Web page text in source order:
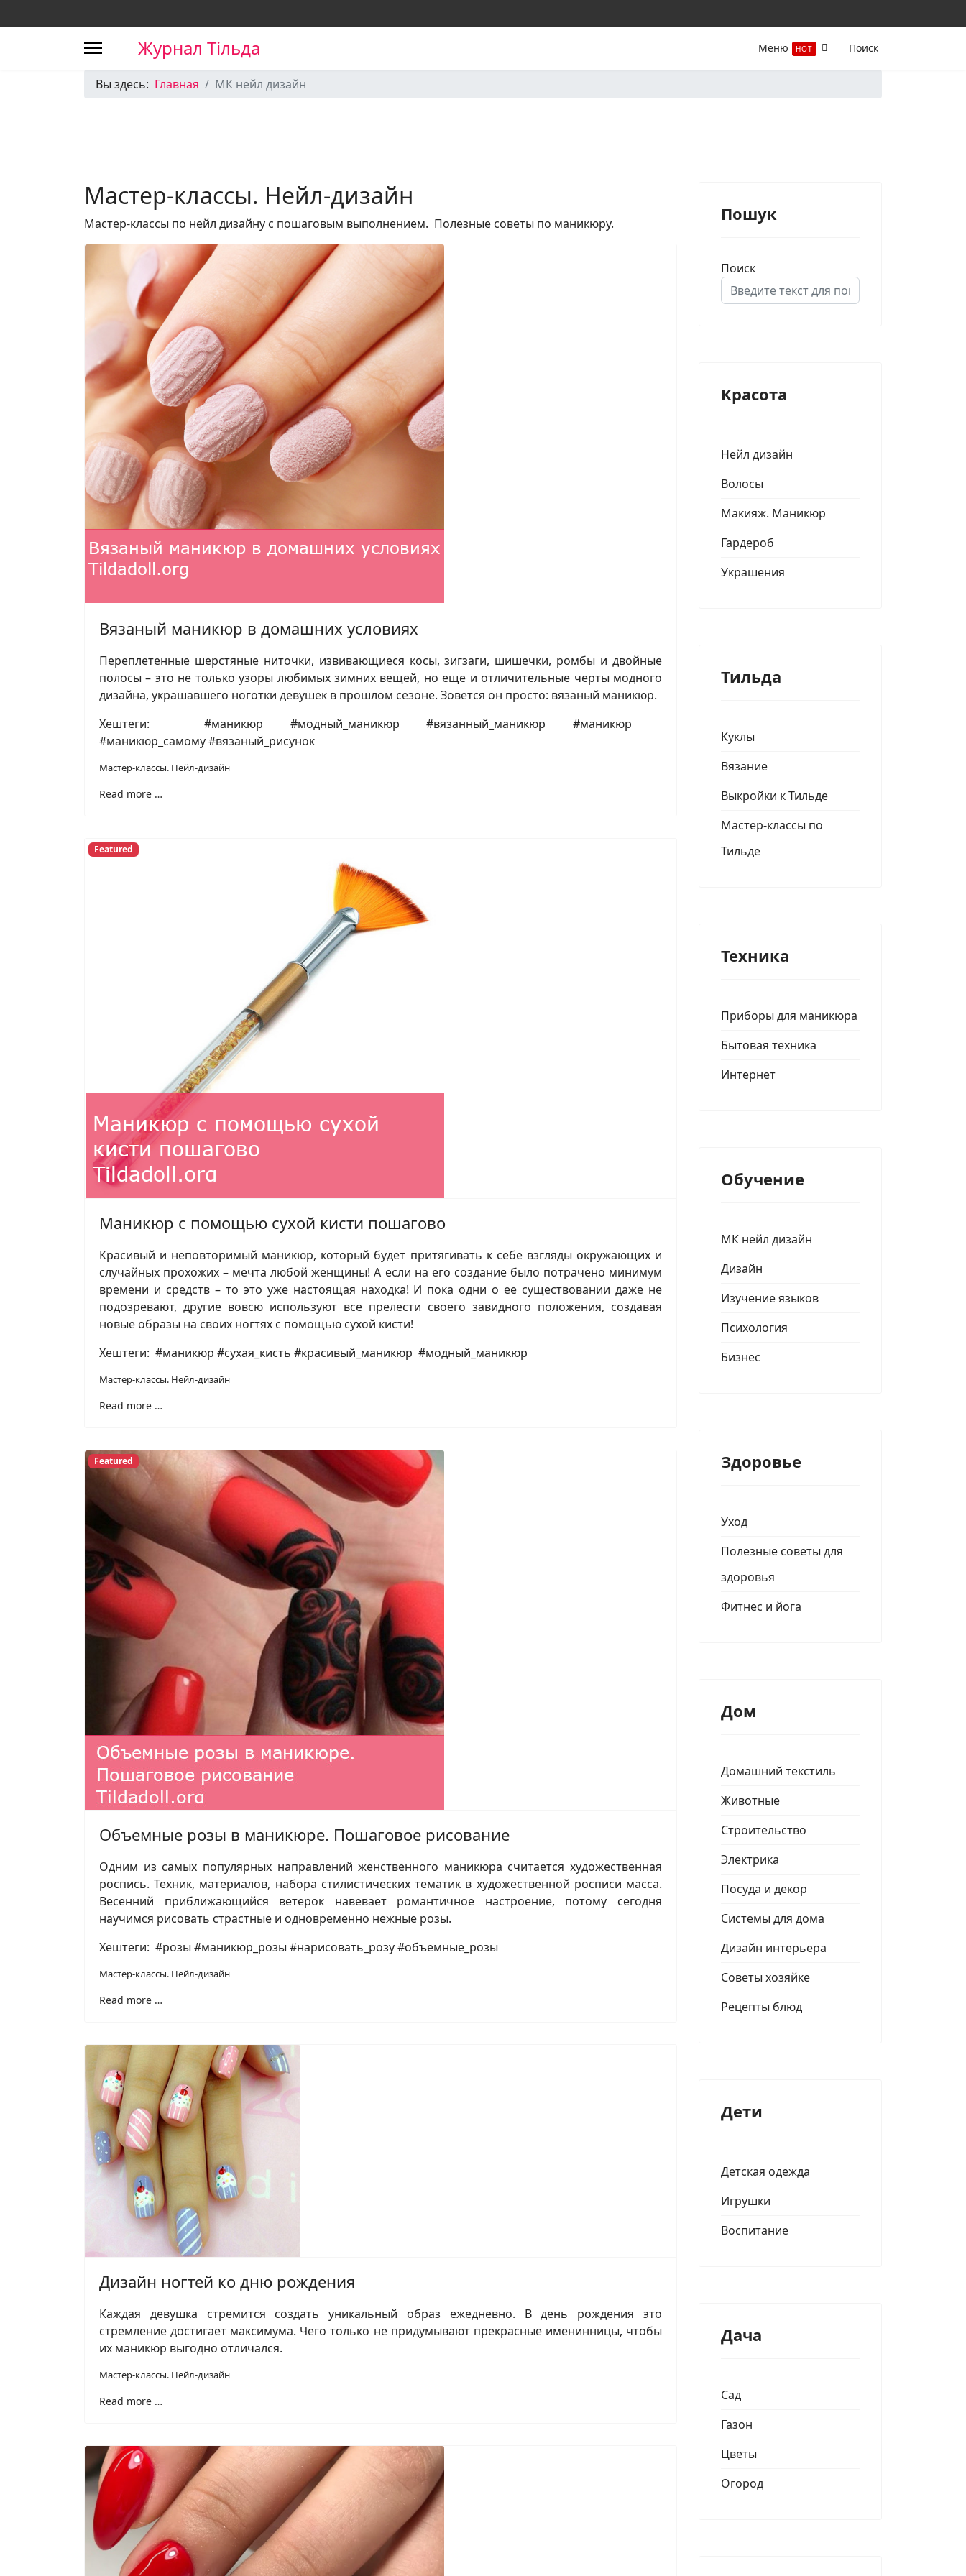
Журнал Тільда Меню HOT Поиск
Вы здесь: Главная МК нейл дизайн
Мастер-классы. Нейл-дизайн
Мастер-классы по нейл дизайну с пошаговым выполнением. Полезные советы по маникюру.
Вязаный маникюр в домашних условиях
Переплетенные шерстяные ниточки, извивающиеся косы, зигзаги, шишечки, ромбы и двойные
полосы – это не только узоры любимых зимних вещей, но еще и отличительные черты модного
дизайна, украшавшего ноготки девушек в прошлом сезоне. Зовется он просто: вязаный маникюр.
Хештеги: #маникюр #модный_маникюр #вязанный_маникюр #маникюр
#маникюр_самому #вязаный_рисунок
Мастер-классы. Нейл-дизайн
Read more …
Featured
Маникюр с помощью сухой кисти пошагово
Красивый и неповторимый маникюр, который будет притягивать к себе взгляды окружающих и
случайных прохожих – мечта любой женщины! А если на его создание было потрачено минимум
времени и средств – то это уже настоящая находка! И пока одни о ее существовании даже не
подозревают, другие вовсю используют все прелести своего завидного положения, создавая
новые образы на своих ногтях с помощью сухой кисти!
Хештеги: #маникюр #сухая_кисть #красивый_маникюр #модный_маникюр
Мастер-классы. Нейл-дизайн
Read more …
Featured
Объемные розы в маникюре. Пошаговое рисование
Одним из самых популярных направлений женственного маникюра считается художественная
роспись. Техник, материалов, набора стилистических тематик в художественной росписи масса.
Весенний приближающийся ветерок навевает романтичное настроение, потому сегодня
научимся рисовать страстные и одновременно нежные розы.
Хештеги: #розы #маникюр_розы #нарисовать_розу #объемные_розы
Мастер-классы. Нейл-дизайн
Read more …
Дизайн ногтей ко дню рождения
Каждая девушка стремится создать уникальный образ ежедневно. В день рождения это
стремление достигает максимума. Чего только не придумывают прекрасные именинницы, чтобы
их маникюр выгодно отличался.
Мастер-классы. Нейл-дизайн
Read more …
Пошук
Поиск
Красота
Нейл дизайн
Волосы
Макияж. Маникюр
Гардероб
Украшения
Тильда
Куклы
Вязание
Выкройки к Тильде
Мастер-классы по
Тильде
Техника
Приборы для маникюра
Бытовая техника
Интернет
Обучение
МК нейл дизайн
Дизайн
Изучение языков
Психология
Бизнес
Здоровье
Уход
Полезные советы для
здоровья
Фитнес и йога
Дом
Домашний текстиль
Животные
Строительство
Электрика
Посуда и декор
Системы для дома
Дизайн интерьера
Советы хозяйке
Рецепты блюд
Дети
Детская одежда
Игрушки
Воспитание
Дача
Сад
Газон
Цветы
Огород